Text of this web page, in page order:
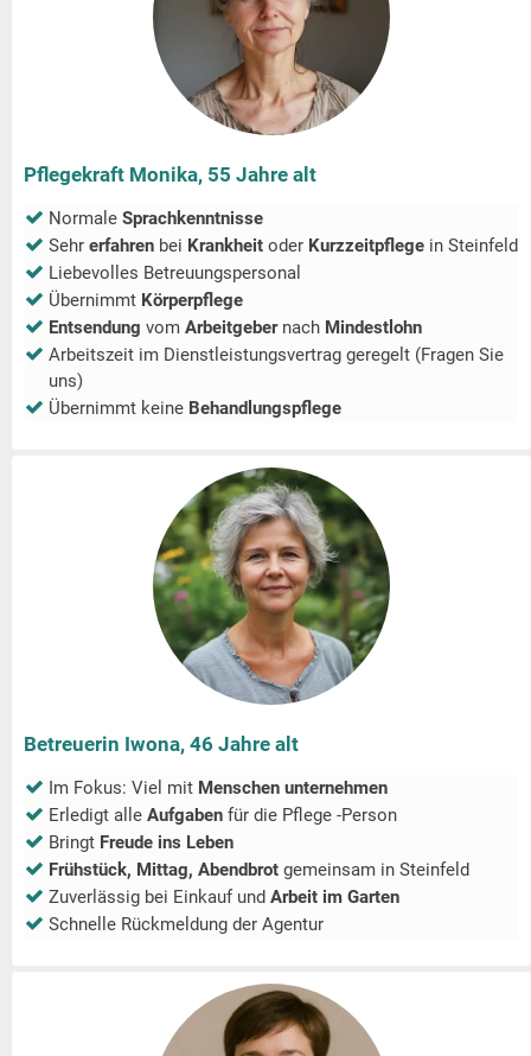
Pflegekraft Monika, 55 Jahre alt
Normale Sprachkenntnisse
Sehr erfahren bei Krankheit oder Kurzzeitpflege in Steinfeld
Liebevolles Betreuungspersonal
Übernimmt Körperpflege
Entsendung vom Arbeitgeber nach Mindestlohn
Arbeitszeit im Dienstleistungsvertrag geregelt (Fragen Sie
uns)
Übernimmt keine Behandlungspflege
Betreuerin Iwona, 46 Jahre alt
Im Fokus: Viel mit Menschen unternehmen
Erledigt alle Aufgaben für die Pflege -Person
Bringt Freude ins Leben
Frühstück, Mittag, Abendbrot gemeinsam in Steinfeld
Zuverlässig bei Einkauf und Arbeit im Garten
Schnelle Rückmeldung der Agentur